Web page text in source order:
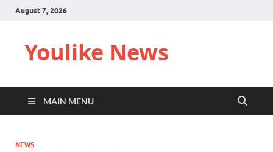
August 7, 2026
Youlike News
MAIN MENU
NEWS